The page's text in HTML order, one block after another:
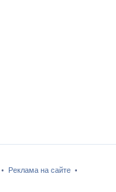
• Реклама на сайте •